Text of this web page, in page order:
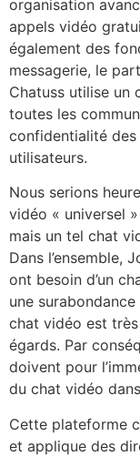
organisation
appels vidéo
également des
messagerie, le
Chatuss utilise un
toutes les
confidentialité
utilisateurs.
Nous serions
vidéo « universel
mais un tel chat
Dans l’ensemble,
ont besoin d’un
une
chat vidéo est
égards. Par
doivent pour
du chat vidéo
Cette plateforme
et applique des